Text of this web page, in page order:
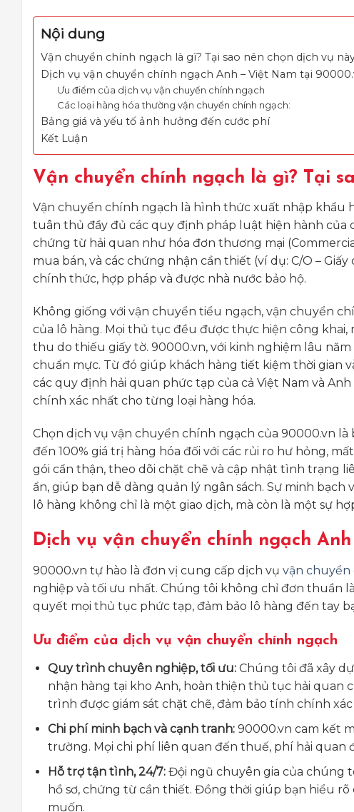
Nội dung
Vận chuyển chính ngạch là gì? Tại sao nên chọn dịch vụ
Dịch vụ vận chuyển chính ngạch Anh – Việt Nam tại
Ưu điểm của dịch vụ vận chuyển chính ngạch
Các loại hàng hóa thường vận chuyển chính ngạch:
Bảng giá và yếu tố ảnh hưởng đến cước phí
Kết Luận
Vận chuyển chính ngạch là gì? Tại
Vận chuyển chính ngạch là hình thức xuất nhập khẩu
tuân thủ đầy đủ các quy định pháp luật hiện hành của
chứng từ hải quan như hóa đơn thương mại
mua bán, và các chứng nhận cần thiết (ví dụ: C/O –
chính thức, hợp pháp và được nhà nước bảo hộ.
Không giống với vận chuyển tiểu ngạch, vận chuyển
của lô hàng. Mọi thủ tục đều được thực hiện công
thu do thiếu giấy tờ. 90000.vn, với kinh nghiệm lâu
chuẩn mực. Từ đó giúp khách hàng tiết kiệm thời gian
các quy định hải quan phức tạp của cả Việt Nam và
chính xác nhất cho từng loại hàng hóa.
Chọn dịch vụ vận chuyển chính ngạch của 90000.vn
đến 100% giá trị hàng hóa đối với các rủi ro hư hỏng,
gói cẩn thận, theo dõi chặt chẽ và cập nhật tình trạng
ẩn, giúp bạn dễ dàng quản lý ngân sách. Sự minh
lô hàng không chỉ là một giao dịch, mà còn là một sự
Dịch vụ vận chuyển chính ngạch
90000.vn tự hào là đơn vị cung cấp dịch vụ vận chuyển
nghiệp và tối ưu nhất. Chúng tôi không chỉ đơn thuần
quyết mọi thủ tục phức tạp, đảm bảo lô hàng đến tay
Ưu điểm của dịch vụ vận chuyển chính ngạch
Quy trình chuyên nghiệp, tối ưu:Chúng tôi đã xây
nhận hàng tại kho Anh, hoàn thiện thủ tục hải quan
trình được giám sát chặt chẽ, đảm bảo tính chính xác
Chi phí minh bạch và cạnh tranh:90000.vn cam kết
trường. Mọi chi phí liên quan đến thuế, phí hải quan
Hỗ trợ tận tình, 24/7:Đội ngũ chuyên gia của chúng
hồ sơ, chứng từ cần thiết. Đồng thời giúp bạn hiểu
muốn.